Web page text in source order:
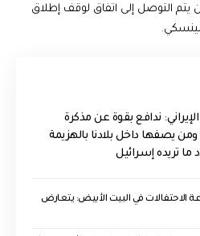
يتم التوصل إلى اتفاق لوقف إطلاق
ندافع بقوة عن مذكرة
ومن يصفها داخل بلادنا بالهزيمة
ما تريده إسرائيل
الاحتفالات في البيت الأبيض: يتعارض